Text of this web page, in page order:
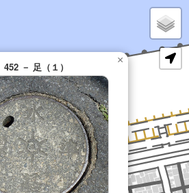
452 － 足（１）
×